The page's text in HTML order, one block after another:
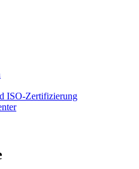
ISO-Zertifizierung